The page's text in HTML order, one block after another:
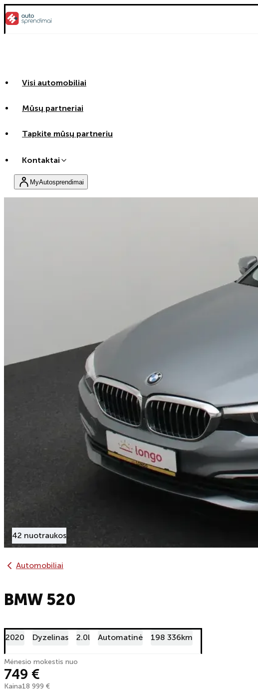
Visi automobiliai
Mūsų partneriai
Tapkite mūsų partneriu
Kontaktai
MyAutosprendimai
42 nuotraukos
Automobiliai
BMW 520
2020 Dyzelinas 2.0l Automatinė 198 336km
Mėnesio mokestis nuo
749 €
Kaina18 999 €